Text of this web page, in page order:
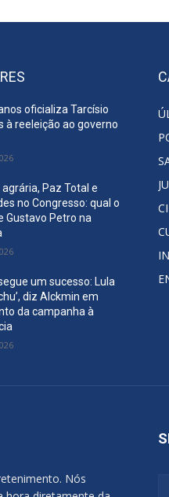
oficializa Tarcísio
à reeleição ao governo
Paz Total e
no Congresso: qual o
Gustavo Petro na
um sucesso: Lula
diz Alckmin em
da campanha à
Nós